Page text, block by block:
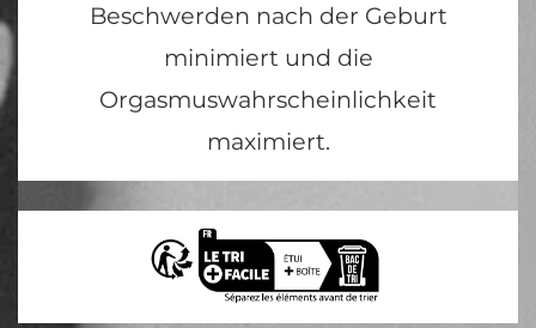
Beschwerden nach der Geburt
minimiert und die
Orgasmuswahrscheinlichkeit
maximiert.